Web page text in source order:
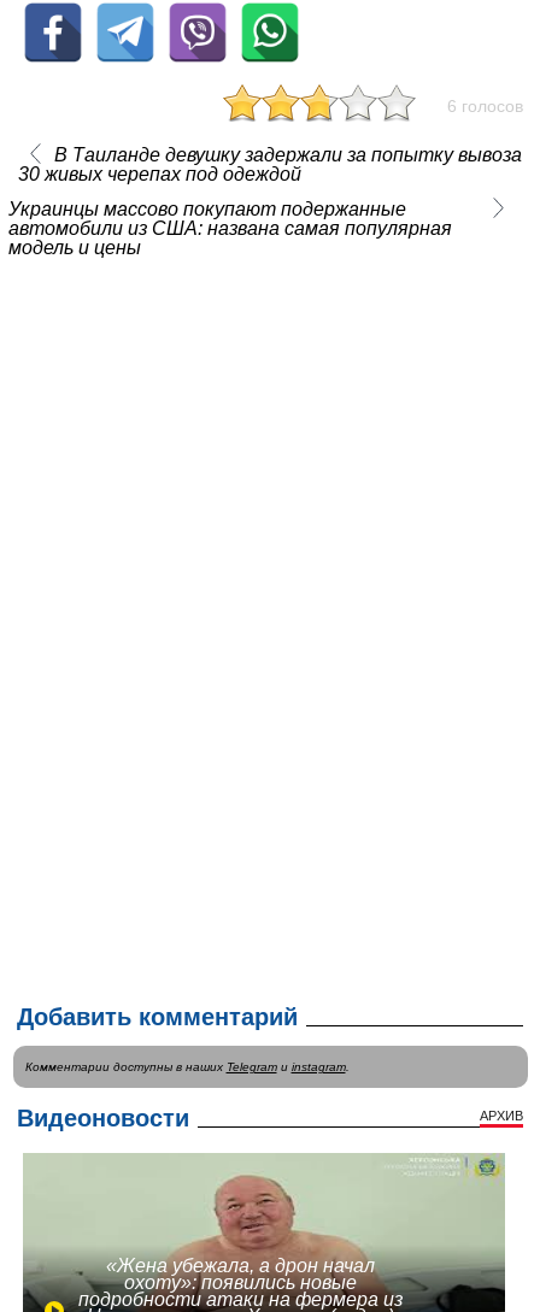
6 голосов
В Таиланде девушку задержали за попытку вывоза
30 живых черепах под одеждой
Украинцы массово покупают подержанные
автомобили из США: названа самая популярная
модель и цены
Добавить комментарий
Комментарии доступны в наших Telegramи instagram.
Видеоновости АРХИВ
«Жена убежала, а дрон начал
охоту»: появились новые
подробности атаки на фермера из